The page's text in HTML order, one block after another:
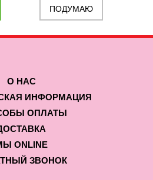
ПОДУМАЮ
О НАС
ИНФОРМАЦИЯ
ОПЛАТЫ
ONLINE
ЗВОНОК